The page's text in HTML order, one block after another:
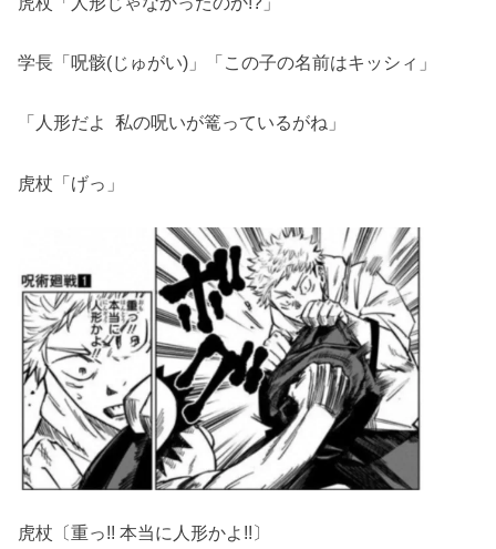
学長「呪骸(じゅがい)」「この子の名前はキッシィ」
「人形だよ 私の呪いが篭っているがね」
虎杖「げっ」
虎杖〔重っ!! 本当に人形かよ!!〕